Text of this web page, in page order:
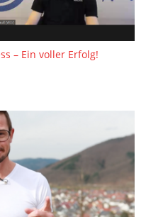
– Ein voller Erfolg!